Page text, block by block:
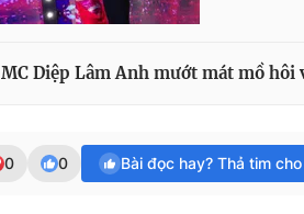
MC Diệp Lâm Anh mướt mát mồ hôi
0 0 Bài đọc hay? Thả tim